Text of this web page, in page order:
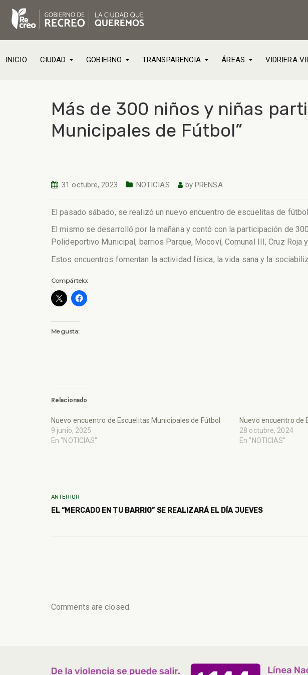
INICIO CIUDAD GOBIERNO TRANSPARENCIA ÁREAS VIDRIERA
Más de 300 niños y niñas
Municipales de Fútbol”
31 octubre, 2023 NOTICIAS byPRENSA
El pasado sábado, se realizó un nuevo encuentro de escuelitas de
El mismo se desarrolló por la mañana y contó con la participación de
Polideportivo Municipal, barrios Parque, Mocoví, Comunal III, Cruz Roja
Estos encuentros fomentan la actividad física, la vida sana y la
Compártelo:
Me gusta:
Relacionado
Nuevo encuentro de Escuelitas Municipales de Fútbol
9 junio, 2025
En "NOTICIAS"
Nuevo encuentro de
28 octubre, 2024
En "NOTICIAS"
ANTERIOR
EL “MERCADO EN TU BARRIO” SE REALIZARÁ EL DÍA JUEVES
Comments are closed.